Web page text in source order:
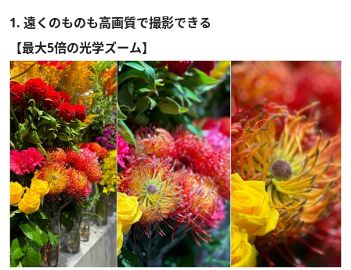
1. 遠くのものも高画質で撮影できる
【最大5倍の光学ズーム】